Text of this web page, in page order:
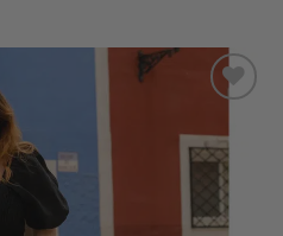
SUOSIKKEIHIN